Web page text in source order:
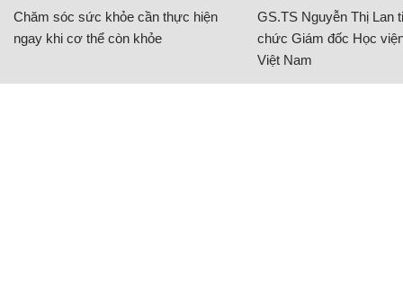
Chăm sóc sức khỏe cần thực hiện
ngay khi cơ thể còn khỏe
GS.TS Nguyễn Thị Lan
chức Giám đốc Học
Việt Nam